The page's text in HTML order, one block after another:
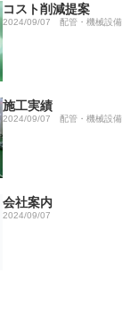
コスト削減提案
2024/09/07 配管・機械設
施工実績
2024/09/07 配管・機械設
会社案内
2024/09/07